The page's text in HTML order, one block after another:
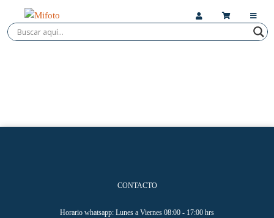
CONTACTO
Horario whatsapp: Lunes a Viernes 08:00 - 17:00 hrs